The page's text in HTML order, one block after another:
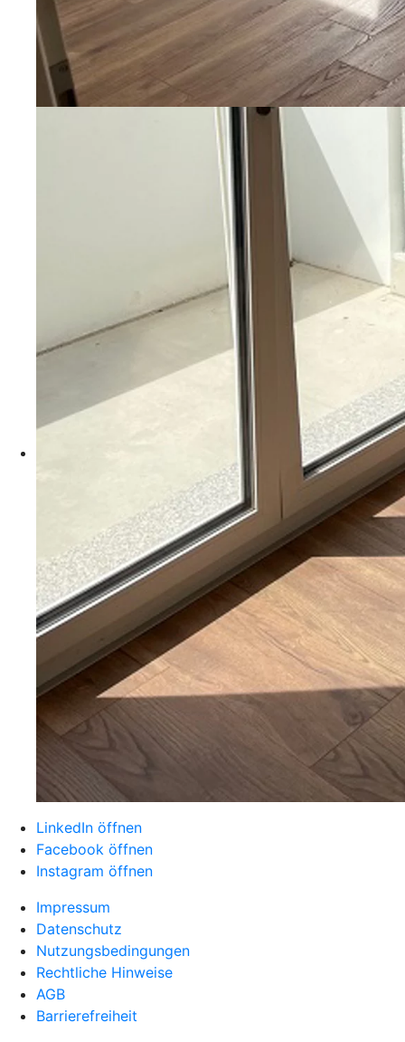
LinkedIn öffnen
Facebook öffnen
Instagram öffnen
Impressum
Datenschutz
Nutzungsbedingungen
Rechtliche Hinweise
AGB
Barrierefreiheit